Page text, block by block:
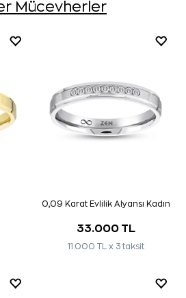
Mücevherler
0,09 Karat Evlilik Alyansı Kadın
33.000 TL
11.000 TL x 3 taksit